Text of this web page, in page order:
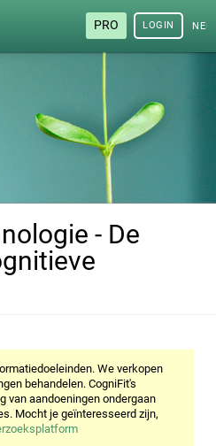
PRO LOGIN
- De
We verkopen
behandelen. CogniFit's
van aandoeningen ondergaan
Mocht je geïnteresseerd zijn,